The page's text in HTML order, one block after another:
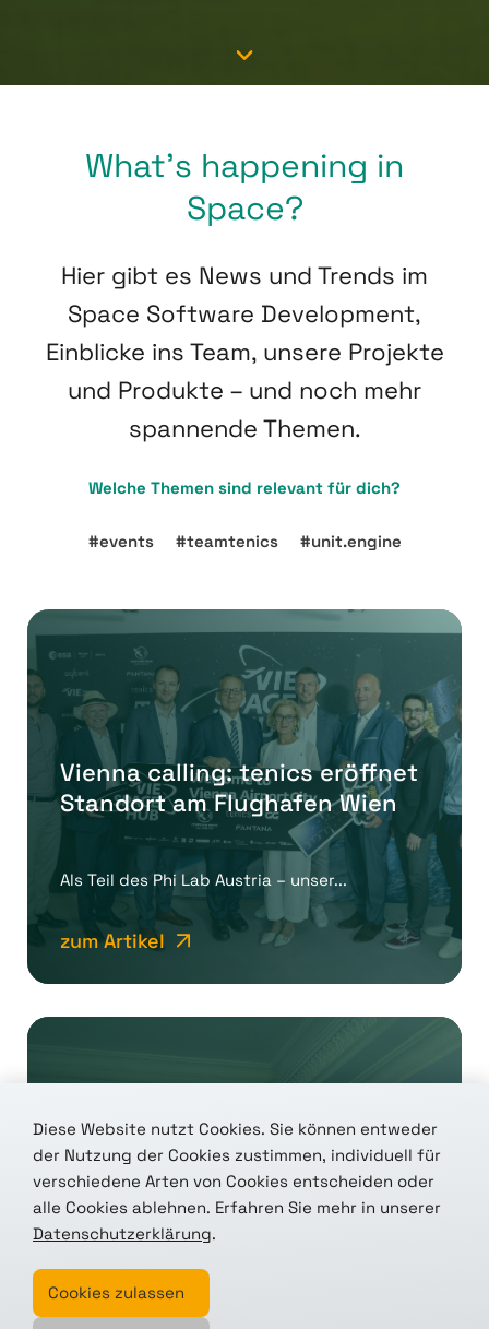
What’s happening in
Space?
Hier gibt es News und Trends im
Space Software Development,
Einblicke ins Team, unsere Projekte
und Produkte – und noch mehr
spannende Themen.
Welche Themen sind relevant für dich?
events teamtenics unit.engine
Vienna calling: tenics eröffnet
Standort am Flughafen Wien
Als Teil des Phi Lab Austria – unser...
zum Artikel
Wir sind dabei: Tenics nimmt
am CASSINI Accelerator teil
Ausgewählt aus über 100 Bewerbungen –
eines von...
Diese Website nutzt Cookies. Sie können entweder
der Nutzung der Cookies zustimmen, individuell für
verschiedene Arten von Cookies entscheiden oder
alle Cookies ablehnen. Erfahren Sie mehr in unserer
Datenschutzerklärung.
Cookies zulassen